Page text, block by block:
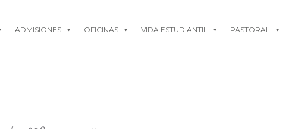
ADMISIONES OFICINAS VIDA ESTUDIANTIL PASTORAL